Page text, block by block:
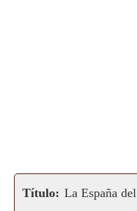
Título: La España del